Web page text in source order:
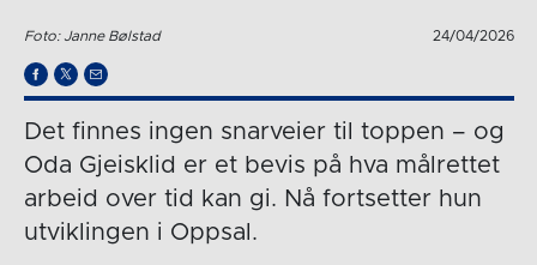
Foto: Janne Bølstad 24/04/2026
Det finnes ingen snarveier til toppen – og
Oda Gjeisklid er et bevis på hva målrettet
arbeid over tid kan gi. Nå fortsetter hun
utviklingen i Oppsal.